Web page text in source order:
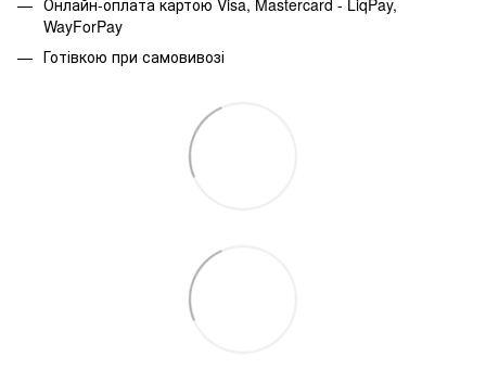
WayForPay
Готівкою при самовивозі